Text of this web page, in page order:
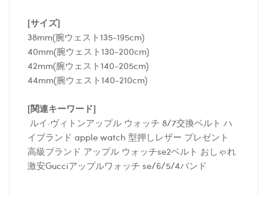
[サイズ]
38mm(腕ウェスト135-195cm)
40mm(腕ウェスト130-200cm)
42mm(腕ウェスト140-205cm)
44mm(腕ウェスト140-210cm)
[関連キーワード]
ルイ·ヴィトンアップル ウォッチ 8/7交換ベルト ハ
イブランド apple watch 型押しレザー プレゼント
高級ブランド アップル ウォッチse2ベルト おしゃれ
激安Gucciアップルワォッチ se/6/5/4バンド